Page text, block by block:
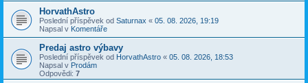
HorvathAstro
Poslední příspěvek od Saturnax « 05. 08. 2026, 19:19
Napsal v Komentáře
Predaj astro výbavy
Poslední příspěvek od HorvathAstro « 05. 08. 2026, 18:53
Napsal v Prodám
Odpovědi: 7